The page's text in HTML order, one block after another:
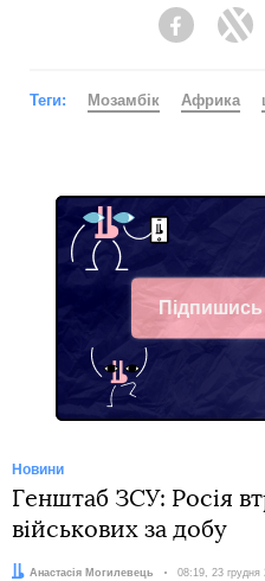
Facebook
Теги: Мозамбік Африка
Telegram
Новини
Генштаб ЗСУ: Росія
військових за добу
Автор:
Анастасія Могилевець Дата:
08:19, 23 грудня